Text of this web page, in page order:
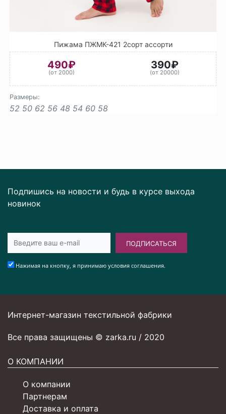
Пижама ПЖМК-421 2сорт ассорти
490₽
(от 2000)
390₽
(от 20000)
Размеры:
52 50 62 56 48 54 60 58
Подпишись на новости и будь в курсе выхода
новинок
ПОДПИСАТЬСЯ
Нажимая на кнопку, я принимаю условия соглашения.
Интернет-магазин текстильной фабрики
Все права защищены © zarka.ru / 2020
О КОМПАНИИ
О компании
Партнерам
Доставка и оплата